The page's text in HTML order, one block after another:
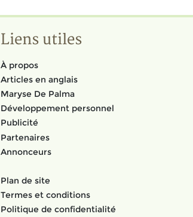
Liens utiles
À propos
Articles en anglais
Maryse De Palma
Développement personnel
Publicité
Partenaires
Annonceurs
Plan de site
Termes et conditions
Politique de confidentialité